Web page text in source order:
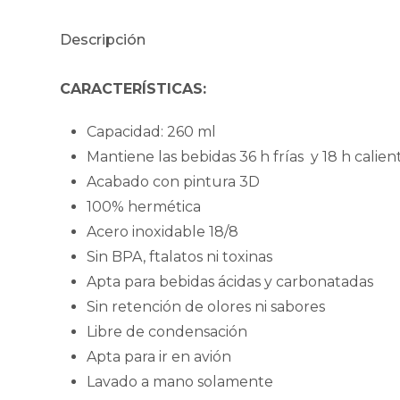
Descripción
CARACTERÍSTICAS:
Capacidad: 260 ml
Mantiene las bebidas 36 h frías y 18 h
Acabado con pintura 3D
100% hermética
Acero inoxidable 18/8
Sin BPA, ftalatos ni toxinas
Apta para bebidas ácidas y carbonatadas
Sin retención de olores ni sabores
Libre de condensación
Apta para ir en avión
Lavado a mano solamente